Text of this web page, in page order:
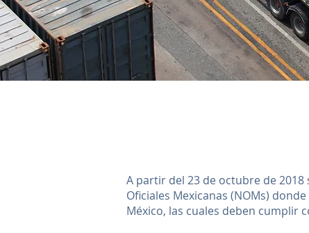
A partir del 23 de octubre de 2018
Oficiales Mexicanas (NOMs)
México, las cuales deben cumplir